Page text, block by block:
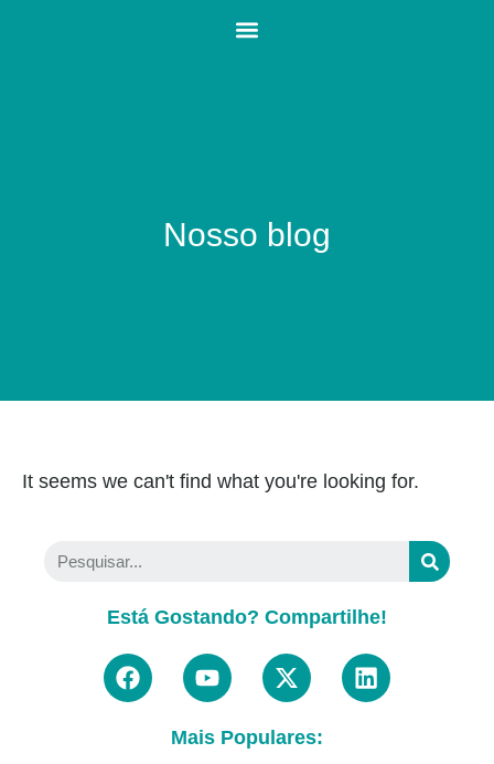
Nosso blog
It seems we can't find what you're looking for.
Está Gostando? Compartilhe!
Mais Populares: